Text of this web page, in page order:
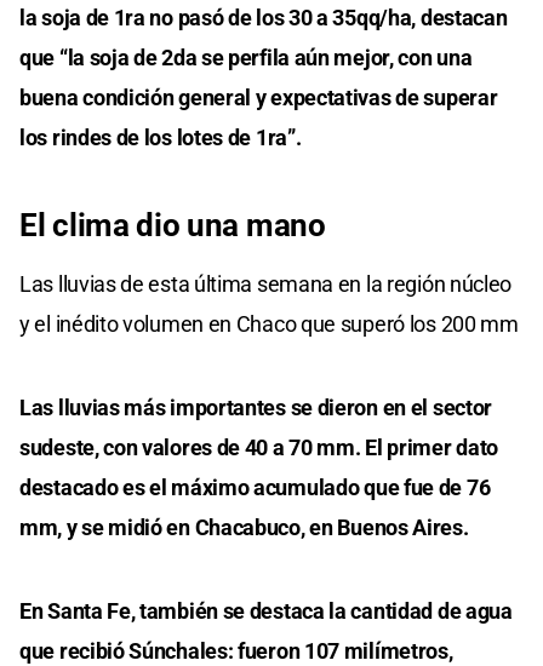
la soja de 1ra no pasó de los 30 a 35qq/ha, destacan
que “la soja de 2da se perfila aún mejor, con una
buena condición general y expectativas de superar
los rindes de los lotes de 1ra”.
El clima dio una mano
Las lluvias de esta última semana en la región núcleo
y el inédito volumen en Chaco que superó los 200 mm
Las lluvias más importantes se dieron en el sector
sudeste, con valores de 40 a 70 mm. El primer dato
destacado es el máximo acumulado que fue de 76
mm, y se midió en Chacabuco, en Buenos Aires.
En Santa Fe, también se destaca la cantidad de agua
que recibió Súnchales: fueron 107 milímetros,